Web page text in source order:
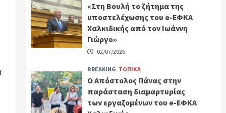
«Στη Βουλή το ζήτημα της
υποστελέχωσης του e-ΕΦΚΑ
Χαλκιδικής από τον Ιωάννη
Γιώργο»
02/07/2026
BREAKING ΤΟΠΙΚΑ
Ο Απόστολος Πάνας στην
παράσταση διαμαρτυρίας
των εργαζομένων του e-ΕΦΚΑ